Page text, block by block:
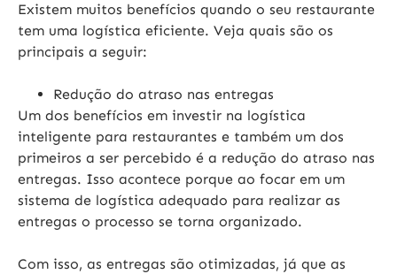
Existem muitos benefícios quando o seu restaurante
tem uma logística eficiente. Veja quais são os
principais a seguir:
Redução do atraso nas entregas
Um dos benefícios em investir na logística
inteligente para restaurantes e também um dos
primeiros a ser percebido é a redução do atraso nas
entregas. Isso acontece porque ao focar em um
sistema de logística adequado para realizar as
entregas o processo se torna organizado.
Com isso, as entregas são otimizadas, já que as